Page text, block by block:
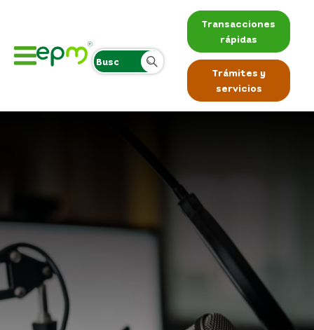
Transacciones
rápidas
Trámites y
servicios